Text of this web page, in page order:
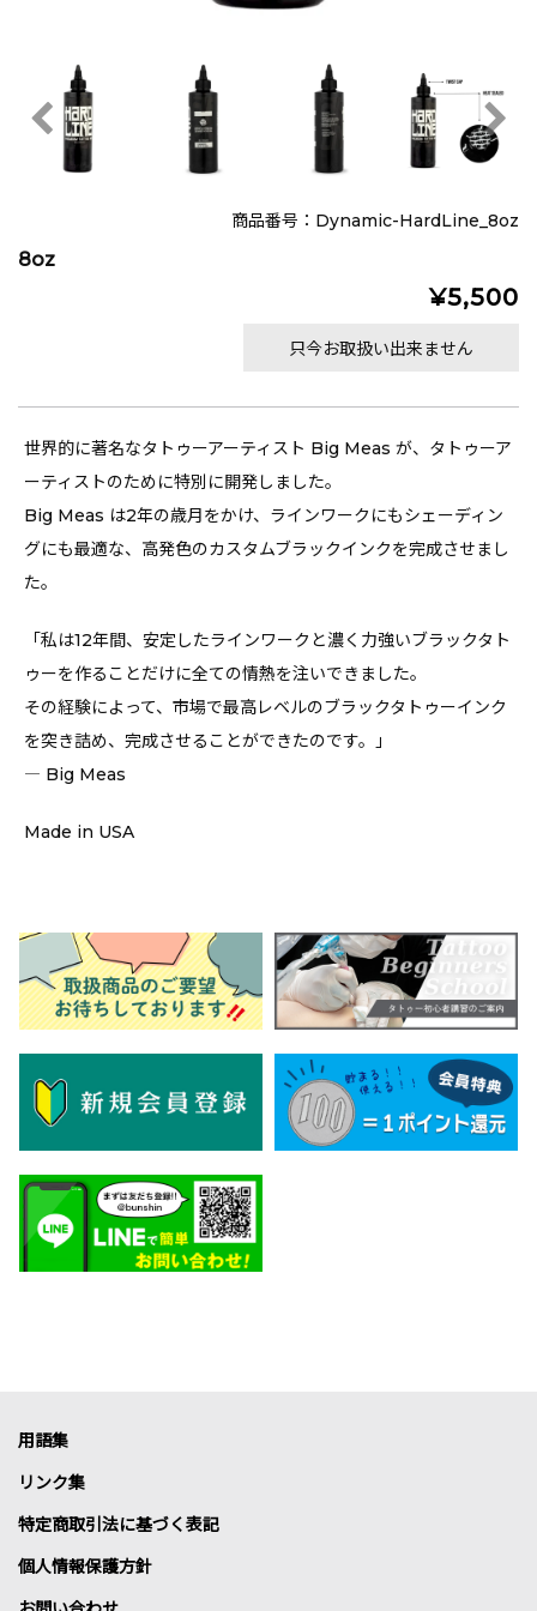
商品番号：Dynamic-HardLine_8oz
8oz
¥5,500
只今お取扱い出来ません
世界的に著名なタトゥーアーティスト Big Meas が、タトゥーア
ーティストのために特別に開発しました。
Big Meas は2年の歳月をかけ、ラインワークにもシェーディン
グにも最適な、高発色のカスタムブラックインクを完成させまし
た。
「私は12年間、安定したラインワークと濃く力強いブラックタト
ゥーを作ることだけに全ての情熱を注いできました。
その経験によって、市場で最高レベルのブラックタトゥーインク
を突き詰め、完成させることができたのです。」
― Big Meas
Made in USA
用語集
リンク集
特定商取引法に基づく表記
個人情報保護方針